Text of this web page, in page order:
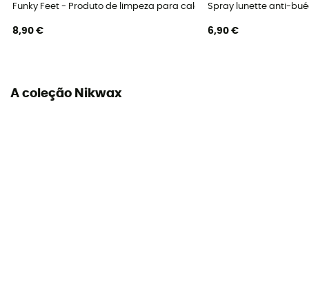
Funky Feet - Produto de limpeza para calçado
8,90 €
Spray lunette anti-
6,90 €
A coleção Nikwax